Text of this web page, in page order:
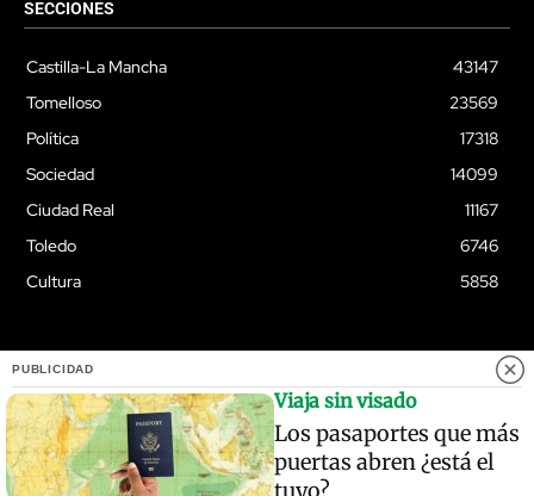
SECCIONES
Castilla-La Mancha
43147
Tomelloso
23569
Política
17318
Sociedad
14099
Ciudad Real
11167
Toledo
6746
Cultura
5858
© Quixoteus
PUBLICIDAD
Viaja sin visado
Los pasaportes que más
puertas abren ¿está el